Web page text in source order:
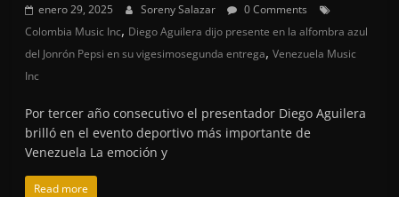
enero 29, 2025 Soreny Salazar
0 Comments
Colombia Music Inc, Diego Aguilera dijo presente en la alfombra azul
del Jonrón Pepsi en su vigesimosegunda entrega,Venezuela Music
Inc
Por tercer año consecutivo el presentador Diego Aguilera
brilló en el evento deportivo más importante de
Venezuela La emoción y
Read more